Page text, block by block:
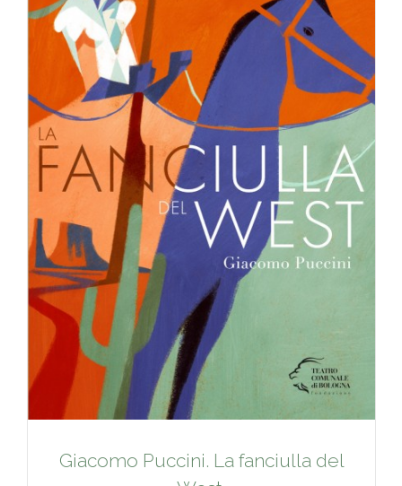
Giacomo Puccini. La fanciulla del